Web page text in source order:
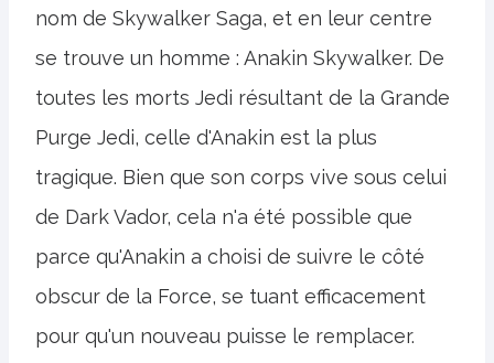
nom de Skywalker Saga, et en leur centre
se trouve un homme : Anakin Skywalker. De
toutes les morts Jedi résultant de la Grande
Purge Jedi, celle d'Anakin est la plus
tragique. Bien que son corps vive sous celui
de Dark Vador, cela n'a été possible que
parce qu'Anakin a choisi de suivre le côté
obscur de la Force, se tuant efficacement
pour qu'un nouveau puisse le remplacer.